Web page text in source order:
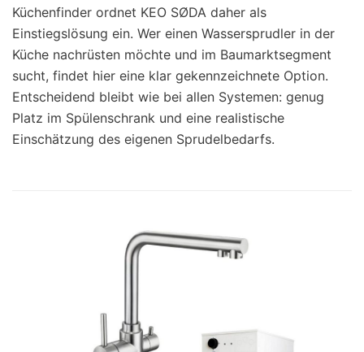
Küchenfinder ordnet KEO SØDA daher als
Einstiegslösung ein. Wer einen Wassersprudler in der
Küche nachrüsten möchte und im Baumarktsegment
sucht, findet hier eine klar gekennzeichnete Option.
Entscheidend bleibt wie bei allen Systemen: genug
Platz im Spülenschrank und eine realistische
Einschätzung des eigenen Sprudelbedarfs.